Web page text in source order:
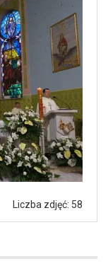
Liczba zdjęć: 58